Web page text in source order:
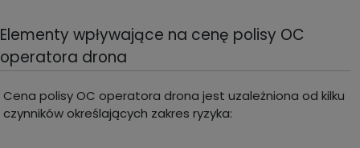
Elementy wpływające na cenę polisy OC
operatora drona
Cena polisy OC operatora drona jest uzależniona od kilku
czynników określających zakres ryzyka: